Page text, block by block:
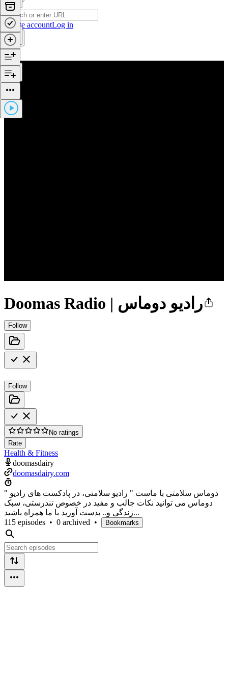
Create accountLog in
Doomas Radio | رادیو دوماس
Follow
Follow
No ratings
Rate
Health & Fitness
doomasdairy
doomasdairy.com
" دوماس سلامتی با ماست " رادیو سلامتی، در پادکست های رادیو
دوماس می توانید نکات جالب و مفید در خصوص تندرستی، سبک
زندگی و.. بدست آورید با ما همراه باشید...
115 episodes • 0 archived • Bookmarks